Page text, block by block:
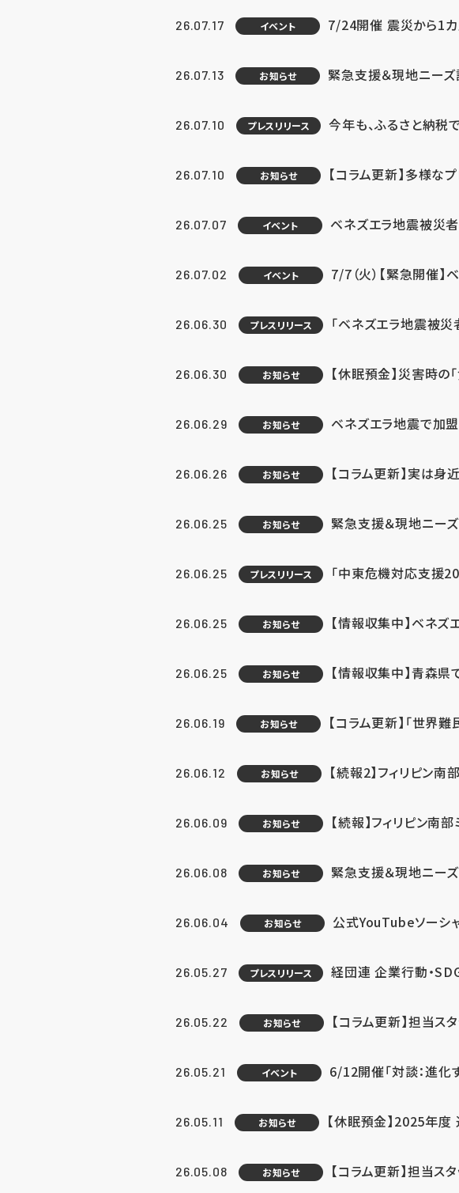
26.07.17 イベント 7/24開催 震災から1
26.07.13 お知らせ 緊急支援＆現地ニーズ
26.07.10 プレスリリース 今年も、ふるさと納税
26.07.10 お知らせ 【コラム更新】多様な
26.07.07 イベント ベネズエラ地震被災
26.07.02 イベント 7/7（火）【緊急開催
26.06.30 プレスリリース 「ベネズエラ地震被災
26.06.30 お知らせ 【休眠預金】災害時の
26.06.29 お知らせ ベネズエラ地震で加
26.06.26 お知らせ 【コラム更新】実は
26.06.25 お知らせ 緊急支援＆現地ニー
26.06.25 プレスリリース 「中東危機対応支援
26.06.25 お知らせ 【情報収集中】ベネ
26.06.25 お知らせ 【情報収集中】青森
26.06.19 お知らせ 【コラム更新】「世界
26.06.12 お知らせ 【続報2】フィリピン
26.06.09 お知らせ 【続報】フィリピン
26.06.08 お知らせ 緊急支援＆現地ニー
26.06.04 お知らせ 公式YouTubeソーシ
26.05.27 プレスリリース 経団連 企業行動・
26.05.22 お知らせ 【コラム更新】担当
26.05.21 イベント 6/12開催「対談：進
26.05.11 お知らせ 【休眠預金】2025年
26.05.08 お知らせ 【コラム更新】担当ス